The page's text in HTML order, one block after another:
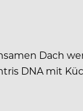
Dach
DNA mit